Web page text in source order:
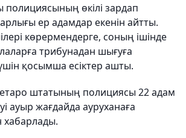
өкілі зардап
ер адамдар екенін айтты.
көрермендерге, соның ішінде
трибунадан шығуға
қосымша есіктер ашты.
штатының полициясы 22 адам
ауыр жағдайда ауруханаға